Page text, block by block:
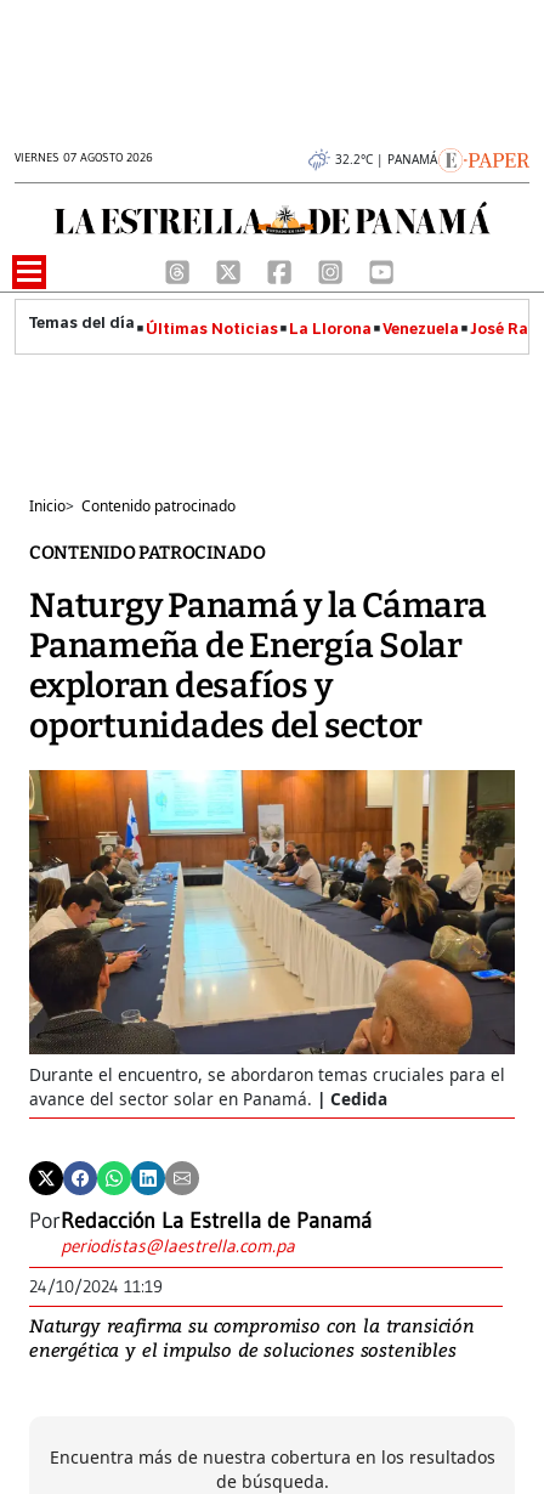
VIERNES 07 AGOSTO 2026 32.2°C | PANAMÁ
Últimas Noticias La Llorona Venezuela José
Inicio> Contenido patrocinado
CONTENIDO PATROCINADO
Naturgy Panamá y la Cámara
Panameña de Energía Solar
exploran desafíos y
oportunidades del sector
Durante el encuentro, se abordaron temas cruciales para el
avance del sector solar en Panamá.
Cedida
PorRedacción La Estrella de Panamá
periodistas@laestrella.com.pa
24/10/2024 11:19
Naturgy reafirma su compromiso con la transición
energética y el impulso de soluciones sostenibles
Encuentra más de nuestra cobertura en los resultados
de búsqueda.